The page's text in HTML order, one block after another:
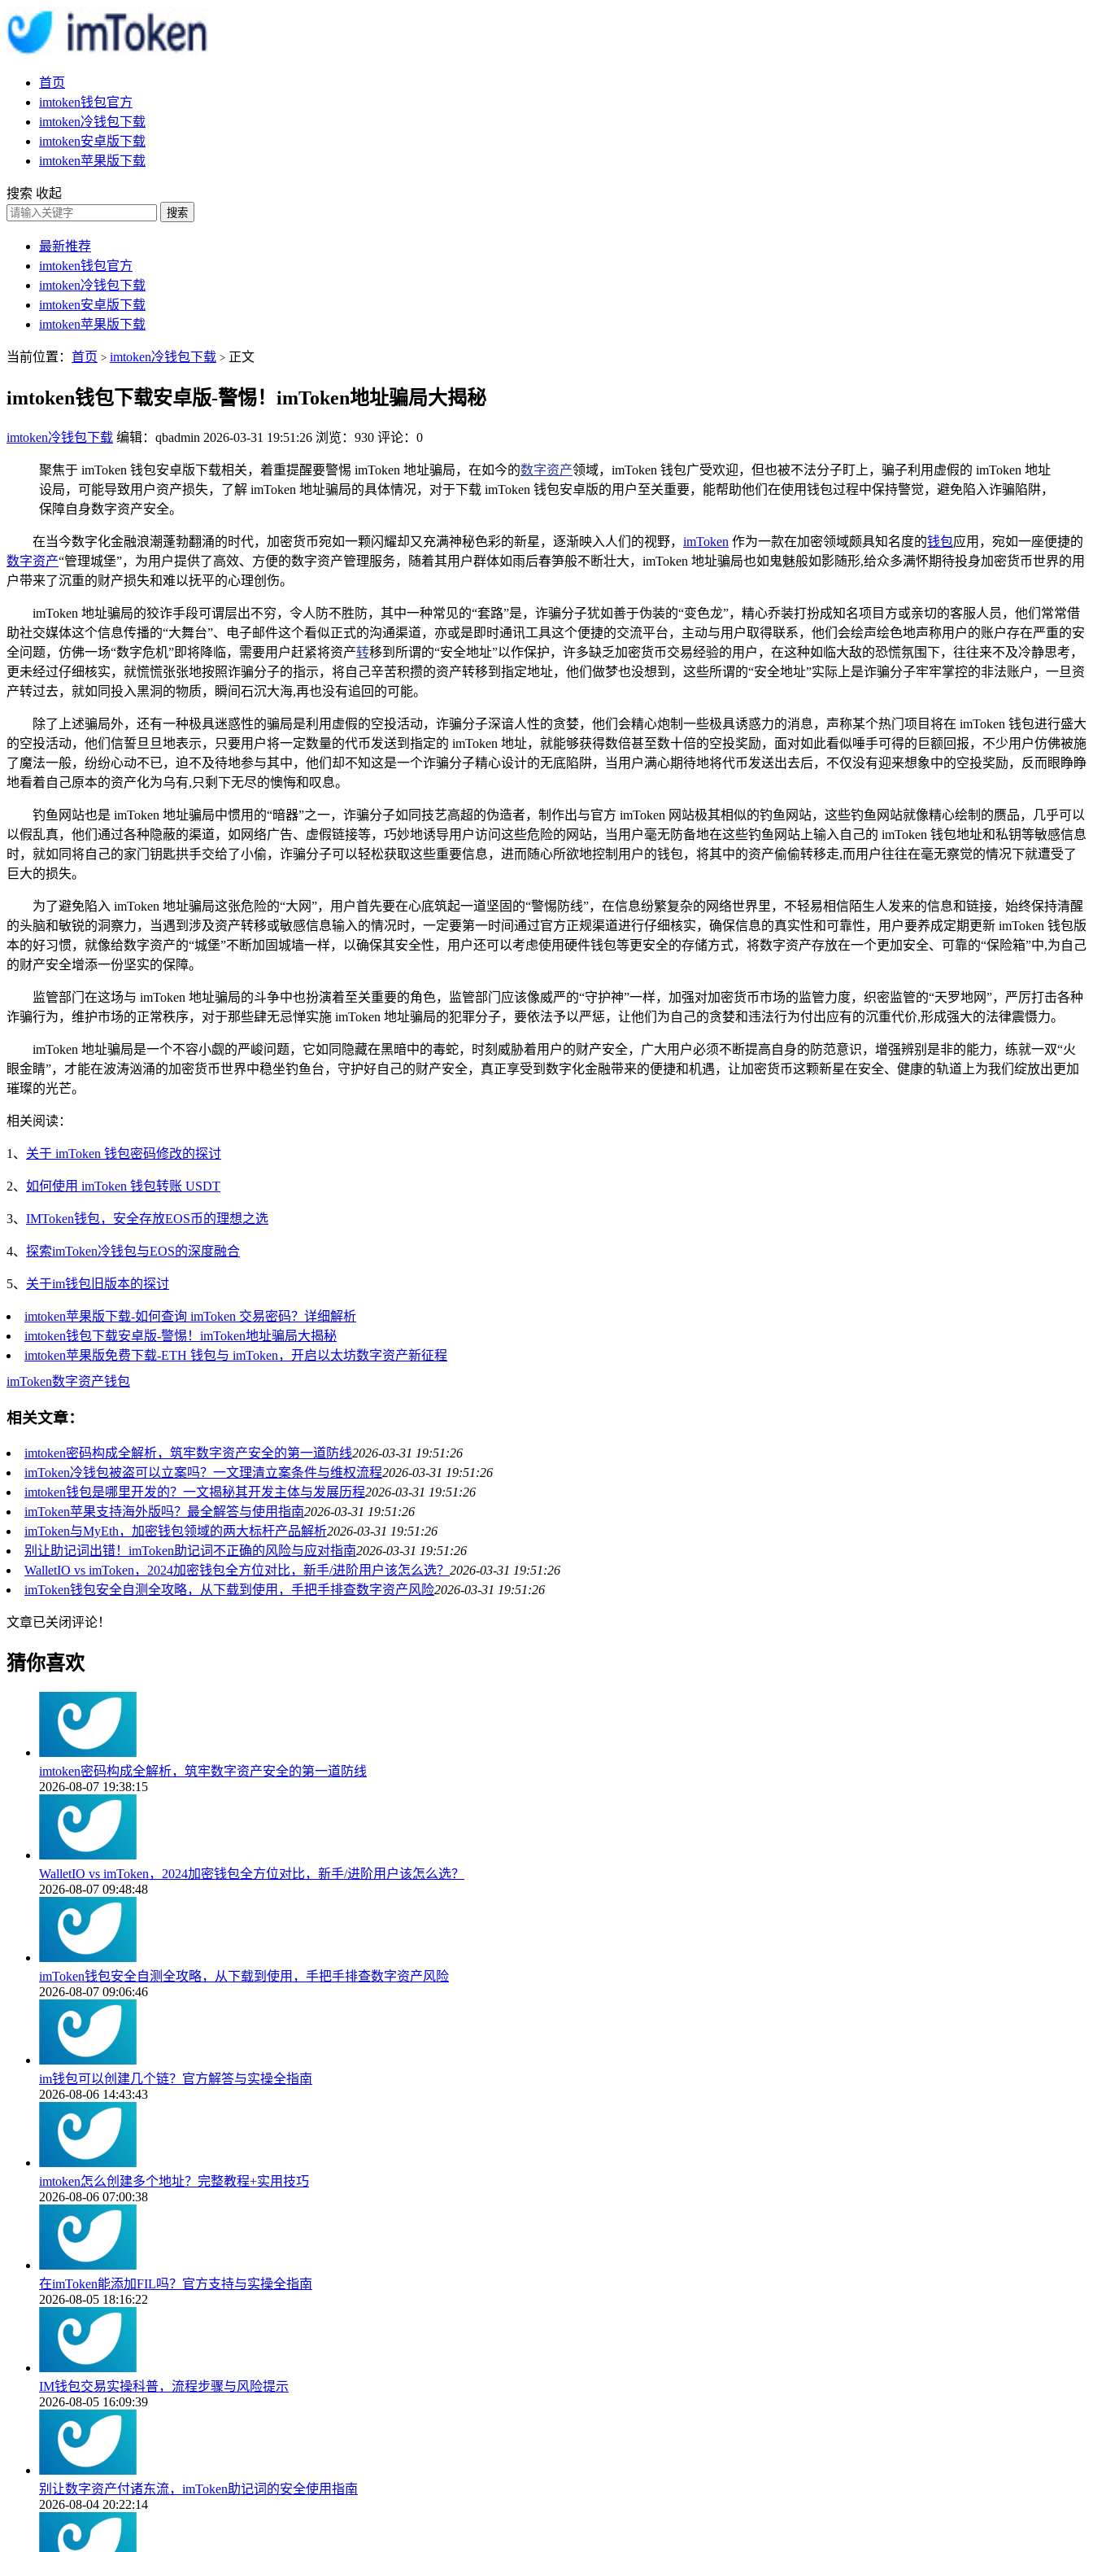
首页
imtoken钱包官方
imtoken冷钱包下载
imtoken安卓版下载
imtoken苹果版下载
搜索 收起
搜索
最新推荐
imtoken钱包官方
imtoken冷钱包下载
imtoken安卓版下载
imtoken苹果版下载
当前位置： 首页 > imtoken冷钱包下载 > 正文
imtoken钱包下载安卓版-警惕！imToken地址骗局大揭秘
imtoken冷钱包下载 编辑：qbadmin 2026-03-31 19:51:26 浏览：930 评论：0
聚焦于 imToken 钱包安卓版下载相关，着重提醒要警惕 imToken 地址骗局，在如今的数字资产领域，imToken 钱包广受欢迎，但也被不法分子盯上，骗子利用虚假的 imToken 地址
设局，可能导致用户资产损失，了解 imToken 地址骗局的具体情况，对于下载 imToken 钱包安卓版的用户至关重要，能帮助他们在使用钱包过程中保持警觉，避免陷入诈骗陷阱，
保障自身数字资产安全。
在当今数字化金融浪潮蓬勃翻涌的时代，加密货币宛如一颗闪耀却又充满神秘色彩的新星，逐渐映入人们的视野， imToken 作为一款在加密领域颇具知名度的钱包应用，宛如一座便捷的
数字资产“管理城堡”，为用户提供了高效、方便的数字资产管理服务，随着其用户群体如雨后春笋般不断壮大，imToken 地址骗局也如鬼魅般如影随形,给众多满怀期待投身加密货币世界的用
户带来了沉重的财产损失和难以抚平的心理创伤。
imToken 地址骗局的狡诈手段可谓层出不穷，令人防不胜防，其中一种常见的“套路”是，诈骗分子犹如善于伪装的“变色龙”，精心乔装打扮成知名项目方或亲切的客服人员，他们常常借
助社交媒体这个信息传播的“大舞台”、电子邮件这个看似正式的沟通渠道，亦或是即时通讯工具这个便捷的交流平台，主动与用户取得联系，他们会绘声绘色地声称用户的账户存在严重的安
全问题，仿佛一场“数字危机”即将降临，需要用户赶紧将资产转移到所谓的“安全地址”以作保护，许多缺乏加密货币交易经验的用户，在这种如临大敌的恐慌氛围下，往往来不及冷静思考，
更未经过仔细核实，就慌慌张张地按照诈骗分子的指示，将自己辛苦积攒的资产转移到指定地址，他们做梦也没想到，这些所谓的“安全地址”实际上是诈骗分子牢牢掌控的非法账户，一旦资
产转过去，就如同投入黑洞的物质，瞬间石沉大海,再也没有追回的可能。
除了上述骗局外，还有一种极具迷惑性的骗局是利用虚假的空投活动，诈骗分子深谙人性的贪婪，他们会精心炮制一些极具诱惑力的消息，声称某个热门项目将在 imToken 钱包进行盛大
的空投活动，他们信誓旦旦地表示，只要用户将一定数量的代币发送到指定的 imToken 地址，就能够获得数倍甚至数十倍的空投奖励，面对如此看似唾手可得的巨额回报，不少用户仿佛被施
了魔法一般，纷纷心动不已，迫不及待地参与其中，他们却不知这是一个诈骗分子精心设计的无底陷阱，当用户满心期待地将代币发送出去后，不仅没有迎来想象中的空投奖励，反而眼睁睁
地看着自己原本的资产化为乌有,只剩下无尽的懊悔和叹息。
钓鱼网站也是 imToken 地址骗局中惯用的“暗器”之一，诈骗分子如同技艺高超的伪造者，制作出与官方 imToken 网站极其相似的钓鱼网站，这些钓鱼网站就像精心绘制的赝品，几乎可以
以假乱真，他们通过各种隐蔽的渠道，如网络广告、虚假链接等，巧妙地诱导用户访问这些危险的网站，当用户毫无防备地在这些钓鱼网站上输入自己的 imToken 钱包地址和私钥等敏感信息
时，就如同将自己的家门钥匙拱手交给了小偷，诈骗分子可以轻松获取这些重要信息，进而随心所欲地控制用户的钱包，将其中的资产偷偷转移走,而用户往往在毫无察觉的情况下就遭受了
巨大的损失。
为了避免陷入 imToken 地址骗局这张危险的“大网”，用户首先要在心底筑起一道坚固的“警惕防线”，在信息纷繁复杂的网络世界里，不轻易相信陌生人发来的信息和链接，始终保持清醒
的头脑和敏锐的洞察力，当遇到涉及资产转移或敏感信息输入的情况时，一定要第一时间通过官方正规渠道进行仔细核实，确保信息的真实性和可靠性，用户要养成定期更新 imToken 钱包版
本的好习惯，就像给数字资产的“城堡”不断加固城墙一样，以确保其安全性，用户还可以考虑使用硬件钱包等更安全的存储方式，将数字资产存放在一个更加安全、可靠的“保险箱”中,为自己
的财产安全增添一份坚实的保障。
监管部门在这场与 imToken 地址骗局的斗争中也扮演着至关重要的角色，监管部门应该像威严的“守护神”一样，加强对加密货币市场的监管力度，织密监管的“天罗地网”，严厉打击各种
诈骗行为，维护市场的正常秩序，对于那些肆无忌惮实施 imToken 地址骗局的犯罪分子，要依法予以严惩，让他们为自己的贪婪和违法行为付出应有的沉重代价,形成强大的法律震慑力。
imToken 地址骗局是一个不容小觑的严峻问题，它如同隐藏在黑暗中的毒蛇，时刻威胁着用户的财产安全，广大用户必须不断提高自身的防范意识，增强辨别是非的能力，练就一双“火
眼金睛”，才能在波涛汹涌的加密货币世界中稳坐钓鱼台，守护好自己的财产安全，真正享受到数字化金融带来的便捷和机遇，让加密货币这颗新星在安全、健康的轨道上为我们绽放出更加
璀璨的光芒。
相关阅读：
1、 关于 imToken 钱包密码修改的探讨
2、 如何使用 imToken 钱包转账 USDT
3、 IMToken钱包，安全存放EOS币的理想之选
4、 探索imToken冷钱包与EOS的深度融合
5、 关于im钱包旧版本的探讨
imtoken苹果版下载-如何查询 imToken 交易密码？详细解析
imtoken钱包下载安卓版-警惕！imToken地址骗局大揭秘
imtoken苹果版免费下载-ETH 钱包与 imToken，开启以太坊数字资产新征程
imToken数字资产钱包
相关文章：
imtoken密码构成全解析，筑牢数字资产安全的第一道防线2026-03-31 19:51:26
imToken冷钱包被盗可以立案吗？一文理清立案条件与维权流程2026-03-31 19:51:26
imtoken钱包是哪里开发的？一文揭秘其开发主体与发展历程2026-03-31 19:51:26
imToken苹果支持海外版吗？最全解答与使用指南2026-03-31 19:51:26
imToken与MyEth，加密钱包领域的两大标杆产品解析2026-03-31 19:51:26
别让助记词出错！imToken助记词不正确的风险与应对指南2026-03-31 19:51:26
WalletIO vs imToken，2024加密钱包全方位对比，新手/进阶用户该怎么选？ 2026-03-31 19:51:26
imToken钱包安全自测全攻略，从下载到使用，手把手排查数字资产风险2026-03-31 19:51:26
文章已关闭评论！
猜你喜欢
imtoken密码构成全解析，筑牢数字资产安全的第一道防线
2026-08-07 19:38:15
WalletIO vs imToken，2024加密钱包全方位对比，新手/进阶用户该怎么选？
2026-08-07 09:48:48
imToken钱包安全自测全攻略，从下载到使用，手把手排查数字资产风险
2026-08-07 09:06:46
im钱包可以创建几个链？官方解答与实操全指南
2026-08-06 14:43:43
imtoken怎么创建多个地址？完整教程+实用技巧
2026-08-06 07:00:38
在imToken能添加FIL吗？官方支持与实操全指南
2026-08-05 18:16:22
IM钱包交易实操科普，流程步骤与风险提示
2026-08-05 16:09:39
别让数字资产付诸东流，imToken助记词的安全使用指南
2026-08-04 20:22:14